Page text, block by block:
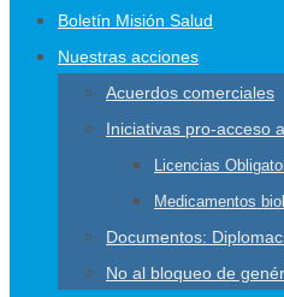
Boletín Misión Salud
Nuestras acciones
Acuerdos comerciales
Iniciativas pro-acceso
Licencias
Medicamentos
Documentos:
No al bloqueo de